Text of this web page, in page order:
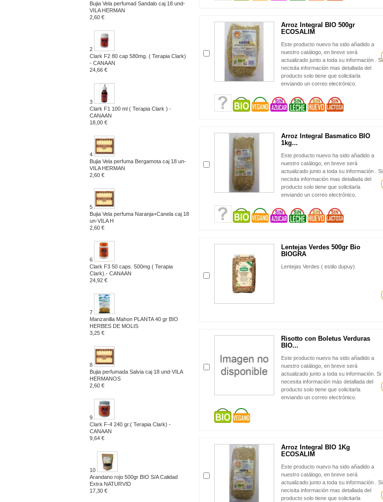
Bujia Vela perfumad Sandalo caj 18 und-
VILA HERMAN
2,60 €
2
Clark F2 80 cap 580mg. ( Terapia Clark)
- CANAAN
24,66 €
3
Clark F1 100 ml ( Terapia Clark ) -
CANAAN
18,00 €
4
Bujia Vela perfuma Bergamota caj 18 un-
VILA HERMAN
2,60 €
5
Bujia Vela perfuma Naranja+Canela caj 18
un-VILA H
2,60 €
6
Clark F3 50 caps. 500mg ( Terapia
Clark).- CANAAN
24,92 €
7
Manzanilla Mahon PLANTA 40 gr BIO
HERBES DE MOLIS
3,25 €
8
Bujia perfumada Salvia caj 18 und-VILA
HERMANOS
2,60 €
9
Clark F-4 240 gr.( Terapia Clark) -
CANAAN
9,64 €
10
Arandano rojo 500gr BIO S/A Calidad
Extra NATURVID
17,30 €
Arroz Integral BIO 500gr
ECOSALIM
Este producto nuevo ha sido añadido a
nuestro catálogo, en breve será
actualizado junto a toda su información . Si
necisita información mas detallada del
producto solo tiene que solicitarla
enviando un correo electrónico.
Arroz Integral Basmatico BIO
1kg...
Este producto nuevo ha sido añadido a
nuestro catálogo, en breve será
actualizado junto a toda su información . Si
necisita información mas detallada del
producto solo tiene que solicitarla
enviando un correo electrónico.
Lentejas Verdes 500gr Bio
BIOGRA
Lentejas Verdes ( estilo dupuy)
Risotto con Boletus Verduras
BIO...
Este producto nuevo ha sido añadido a
nuestro catálogo, en breve será
actualizado junto a toda su información. Si
necesita información más detallada del
producto solo tiene que solicitarla
enviando un correo electrónico.
Arroz Integral BIO 1Kg
ECOSALIM
Este producto nuevo ha sido añadido a
nuestro catálogo, en breve será
actualizado junto a toda su información . Si
necisita información mas detallada del
producto solo tiene que solicitarla